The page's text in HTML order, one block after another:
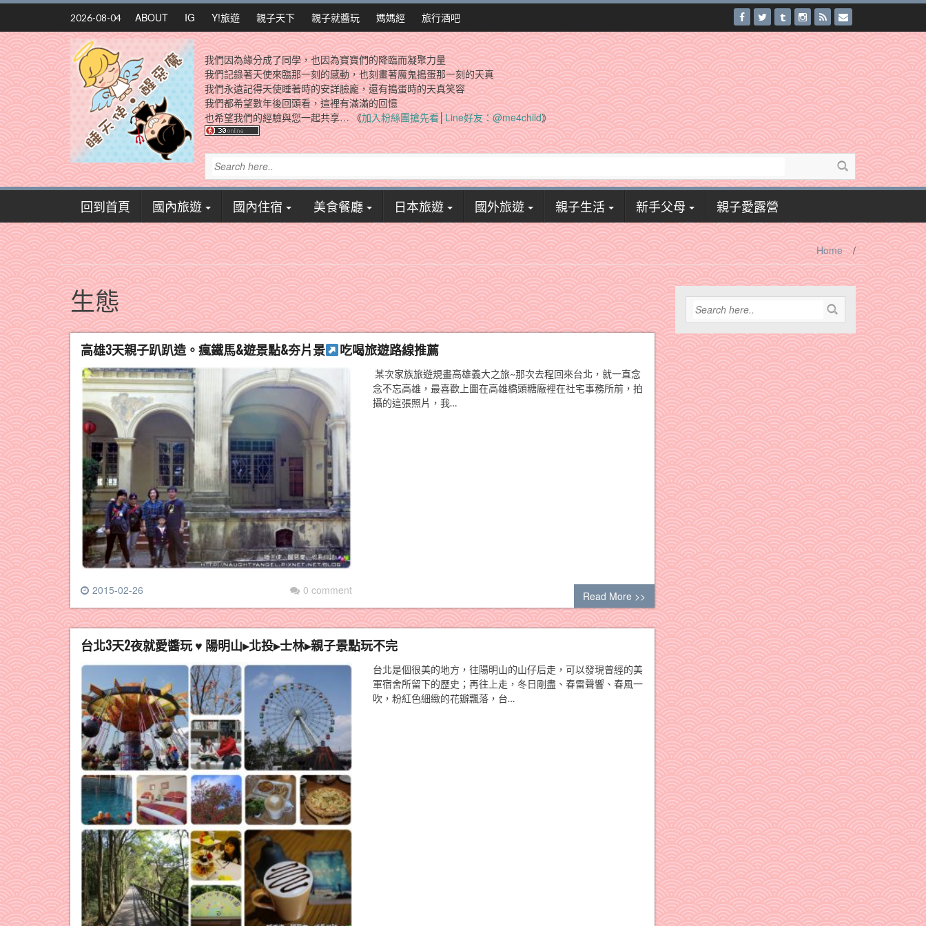
Skip
content
2026-08-04 ABOUT IG Y!旅遊 親子天下 親子就醬玩 媽媽經 旅行酒吧
我們因為緣分成了同學，也因為寶寶們的降臨而凝聚力量
我們記錄著天使來臨那一刻的感動，也刻畫著魔鬼搗蛋那一刻的天真
我們永遠記得天使睡著時的安詳臉龐，還有搗蛋時的天真笑容
我們都希望數年後回頭看，這裡有滿滿的回憶
也希望我們的經驗與您一起共享… 《加入粉絲團搶先看│Line好友：@me4child》
回到首頁 國內旅遊 國內住宿 美食餐廳 日本旅遊 國外旅遊 親子生活 新手父母 親子愛露營
Home /
生態
高雄3天親子趴趴造。瘋鐵馬&遊景點&夯片景 吃喝旅遊路線推薦
2015-02-26 0 comment
某次家族旅遊規畫高雄義大之旅~那次去程回來台北，就一直念
念不忘高雄，最喜歡上圖在高雄橋頭糖廠裡在社宅事務所前，拍
攝的這張照片，我…
Read More >>
台北3天2夜就愛醬玩 ♥ 陽明山▸北投▸士林▸親子景點玩不完
台北是個很美的地方，往陽明山的山仔后走，可以發現曾經的美
軍宿舍所留下的歷史；再往上走，冬日剛盡、春雷聲響、春風一
吹，粉紅色細緻的花瓣飄落，台…